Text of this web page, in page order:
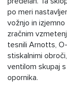
po meri
vožnjo in
zračnim
tesnili Arnotts,
stiskalnimi
ventilom skupaj
opornika.